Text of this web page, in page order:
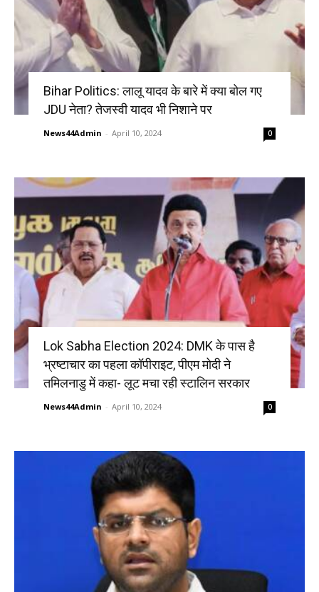
Bihar Politics: लालू यादव के बारे में क्या बोल गए
JDU नेता? तेजस्वी यादव भी निशाने पर
News44Admin - April 10, 2024 0
Lok Sabha Election 2024: DMK के पास है
भ्रष्टाचार का पहला कॉपीराइट, पीएम मोदी ने
तमिलनाडु में कहा- लूट मचा रही स्टालिन सरकार
News44Admin - April 10, 2024 0